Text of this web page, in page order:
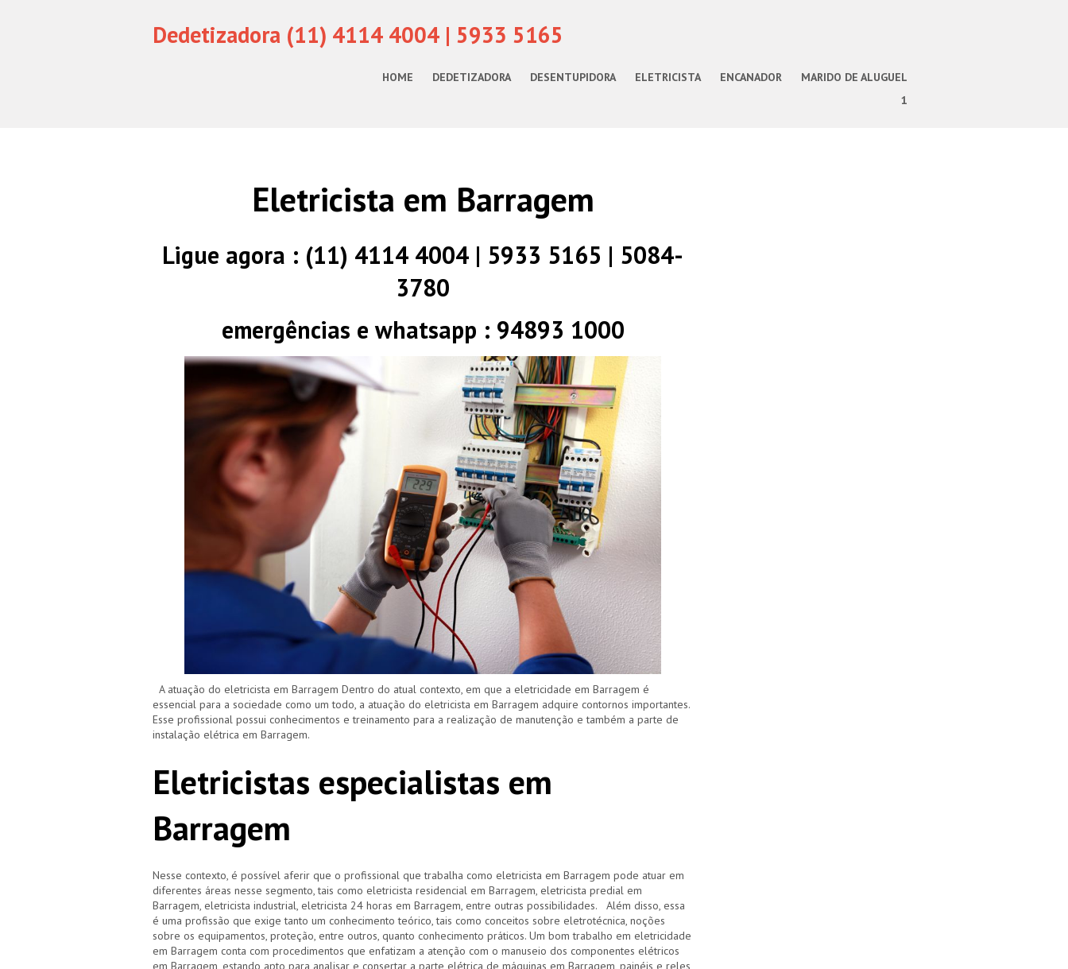
Dedetizadora (11) 4114 4004 | 5933 5165
HOME DEDETIZADORA DESENTUPIDORA ELETRICISTA ENCANADOR
MARIDO DE ALUGUEL
1
Eletricista em Barragem
Ligue agora : (11) 4114 4004 | 5933 5165 | 5084-
3780
emergências e whatsapp : 94893 1000
A atuação do eletricista em Barragem Dentro do atual contexto, em que a eletricidade em Barragem é
essencial para a sociedade como um todo, a atuação do eletricista em Barragem adquire contornos importantes.
Esse profissional possui conhecimentos e treinamento para a realização de manutenção e também a parte de
instalação elétrica em Barragem.
Eletricistas especialistas em
Barragem
Nesse contexto, é possível aferir que o profissional que trabalha como eletricista em Barragem pode atuar em
diferentes áreas nesse segmento, tais como eletricista residencial em Barragem, eletricista predial em
Barragem, eletricista industrial, eletricista 24 horas em Barragem, entre outras possibilidades. Além disso, essa
é uma profissão que exige tanto um conhecimento teórico, tais como conceitos sobre eletrotécnica, noções
sobre os equipamentos, proteção, entre outros, quanto conhecimento práticos. Um bom trabalho em eletricidade
em Barragem conta com procedimentos que enfatizam a atenção com o manuseio dos componentes elétricos
em Barragem, estando apto para analisar e consertar a parte elétrica de máquinas em Barragem, painéis e reles